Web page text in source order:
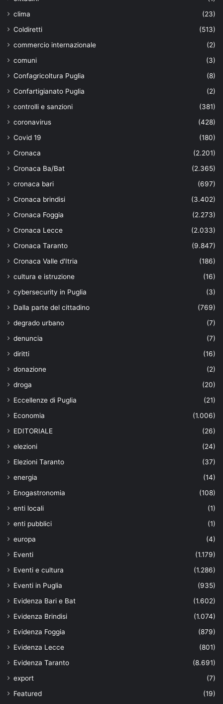
clima
(23)
Coldiretti
(513)
commercio internazionale
(2)
comuni
(3)
Confagricoltura Puglia
(8)
Confartigianato Puglia
(2)
controlli e sanzioni
(381)
coronavirus
(428)
Covid 19
(180)
Cronaca
(2.201)
Cronaca Ba/Bat
(2.365)
cronaca bari
(697)
Cronaca brindisi
(3.402)
Cronaca Foggia
(2.273)
Cronaca Lecce
(2.033)
Cronaca Taranto
(9.847)
Cronaca Valle d'Itria
(186)
cultura e istruzione
(16)
cybersecurity in Puglia
(3)
Dalla parte del cittadino
(769)
degrado urbano
(7)
denuncia
(7)
diritti
(16)
donazione
(2)
droga
(20)
Eccellenze di Puglia
(21)
Economia
(1.006)
EDITORIALE
(26)
elezioni
(24)
Elezioni Taranto
(37)
energia
(14)
Enogastronomia
(108)
enti locali
(1)
enti pubblici
(1)
europa
(4)
Eventi
(1.179)
Eventi e cultura
(1.286)
Eventi in Puglia
(935)
Evidenza Bari e Bat
(1.602)
Evidenza Brindisi
(1.074)
Evidenza Foggia
(879)
Evidenza Lecce
(801)
Evidenza Taranto
(8.691)
export
(7)
Featured
(19)